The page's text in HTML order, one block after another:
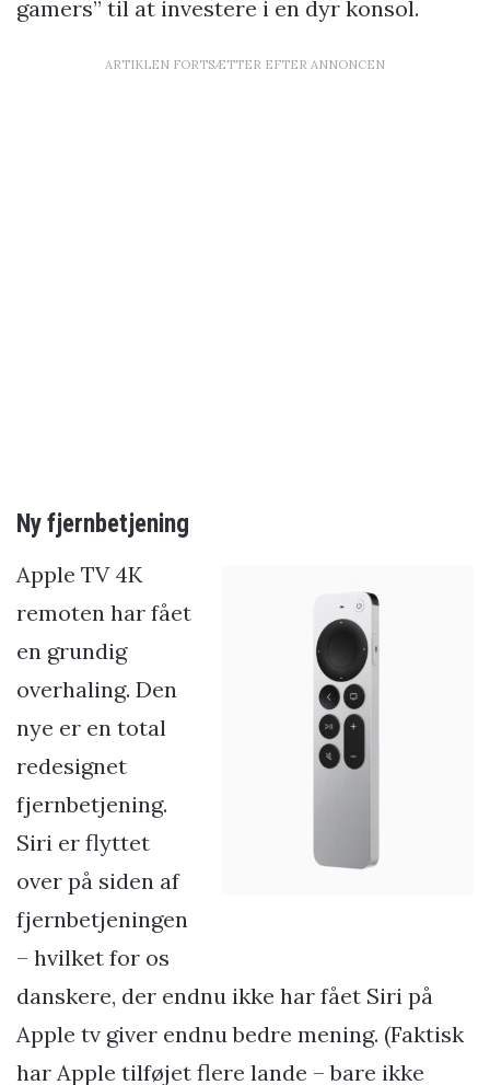
gamers” til at investere i en dyr konsol.
ARTIKLEN FORTSÆTTER EFTER ANNONCEN
Ny fjernbetjening
Apple TV 4K
remoten har fået
en grundig
overhaling. Den
nye er en total
redesignet
fjernbetjening.
Siri er flyttet
over på siden af
fjernbetjeningen
– hvilket for os
danskere, der endnu ikke har fået Siri på
Apple tv giver endnu bedre mening. (Faktisk
har Apple tilføjet flere lande – bare ikke